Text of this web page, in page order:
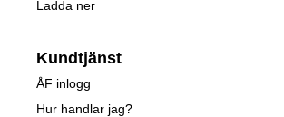
Ladda ner
Kundtjänst
ÅF inlogg
Hur handlar jag?